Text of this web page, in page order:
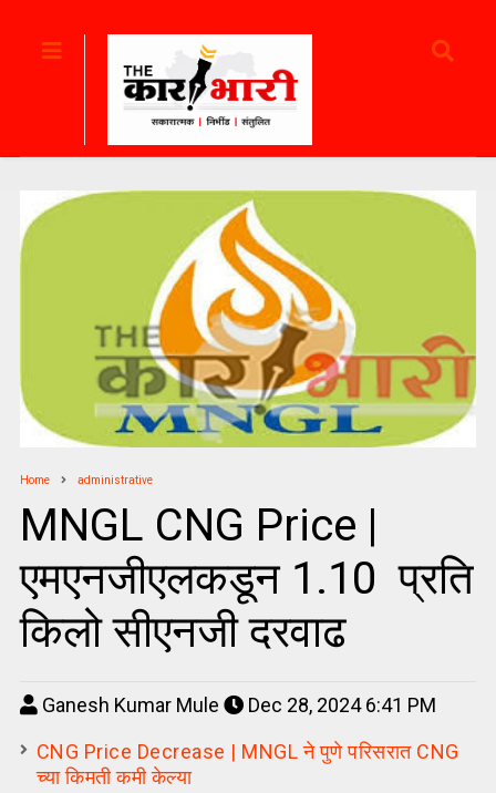
Home administrative
MNGL CNG Price |
एमएनजीएलकडून ₹1.10 प्रति
किलो सीएनजी दरवाढ
Ganesh Kumar Mule
Dec 28, 2024 6:41 PM
CNG Price Decrease | MNGL ने पुणे परिसरात CNG
च्या किमती कमी केल्या